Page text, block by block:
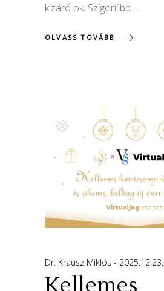
kizáró ok. Szigorúbb
OLVASS TOVÁBB
Dr. Krausz Miklós 2025.12.23.